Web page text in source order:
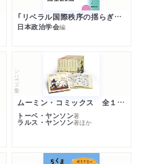
「リベラル国際秩序の揺らぎ」再考 年報政治学２０２６‐Ⅰ
日本政治学会編
シリーズ・全集
ムーミン・コミックス 全１４巻セット
トーベ・ヤンソン著
ラルス・ヤンソン著ほか